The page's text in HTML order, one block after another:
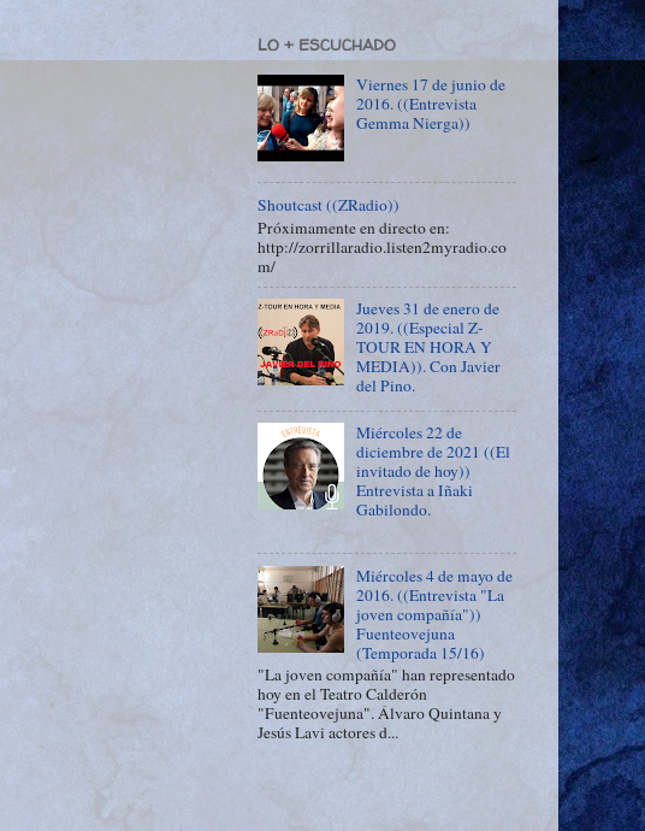
LO + ESCUCHADO
Viernes 17 de junio de
2016. ((Entrevista
Gemma Nierga))
Shoutcast ((ZRadio))
Próximamente en directo en:
http://zorrillaradio.listen2myradio.co
m/
Jueves 31 de enero de
2019. ((Especial Z-
TOUR EN HORA Y
MEDIA)). Con Javier
del Pino.
Miércoles 22 de
diciembre de 2021 ((El
invitado de hoy))
Entrevista a Iñaki
Gabilondo.
Miércoles 4 de mayo de
2016. ((Entrevista "La
joven compañía"))
Fuenteovejuna
(Temporada 15/16)
"La joven compañía" han representado
hoy en el Teatro Calderón
"Fuenteovejuna". Álvaro Quintana y
Jesús Lavi actores d...